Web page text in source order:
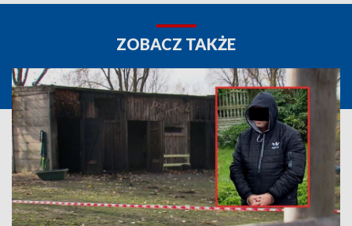
ZOBACZ TAKŻE